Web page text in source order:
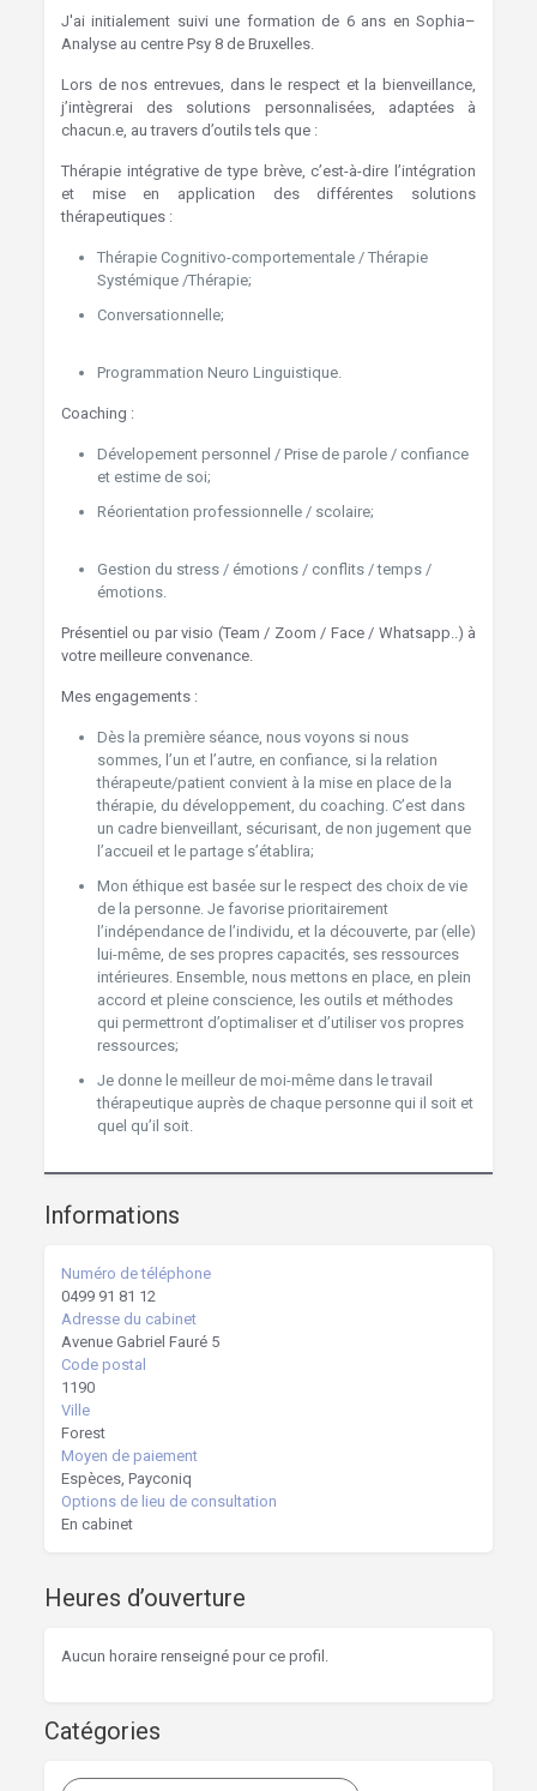
J'ai initialement suivi une formation de 6 ans en Sophia–
Analyse au centre Psy 8 de Bruxelles.
Lors de nos entrevues, dans le respect et la bienveillance,
j’intègrerai des solutions personnalisées, adaptées à
chacun.e, au travers d’outils tels que :
Thérapie intégrative de type brève, c’est-à-dire l’intégration
et mise en application des différentes solutions
thérapeutiques :
Thérapie Cognitivo-comportementale / Thérapie
Systémique /Thérapie;
Conversationnelle;
Programmation Neuro Linguistique.
Coaching :
Dévelopement personnel / Prise de parole / confiance
et estime de soi;
Réorientation professionnelle / scolaire;
Gestion du stress / émotions / conflits / temps /
émotions.
Présentiel ou par visio (Team / Zoom / Face / Whatsapp..) à
votre meilleure convenance.
Mes engagements :
Dès la première séance, nous voyons si nous
sommes, l’un et l’autre, en confiance, si la relation
thérapeute/patient convient à la mise en place de la
thérapie, du développement, du coaching. C’est dans
un cadre bienveillant, sécurisant, de non jugement que
l’accueil et le partage s’établira;
Mon éthique est basée sur le respect des choix de vie
de la personne. Je favorise prioritairement
l’indépendance de l’individu, et la découverte, par (elle)
lui-même, de ses propres capacités, ses ressources
intérieures. Ensemble, nous mettons en place, en plein
accord et pleine conscience, les outils et méthodes
qui permettront d’optimaliser et d’utiliser vos propres
ressources;
Je donne le meilleur de moi-même dans le travail
thérapeutique auprès de chaque personne qui il soit et
quel qu’il soit.
Informations
Numéro de téléphone
0499 91 81 12
Adresse du cabinet
Avenue Gabriel Fauré 5
Code postal
1190
Ville
Forest
Moyen de paiement
Espèces, Payconiq
Options de lieu de consultation
En cabinet
Heures d’ouverture
Aucun horaire renseigné pour ce profil.
Catégories